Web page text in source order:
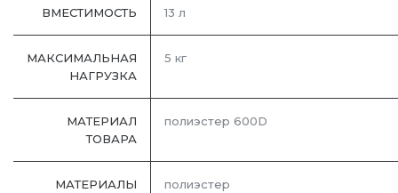
ВМЕСТИМОСТЬ 13 л
МАКСИМАЛЬНАЯ
НАГРУЗКА
5 кг
МАТЕРИАЛ
ТОВАРА
полиэстер 600D
МАТЕРИАЛЫ
полиэстер